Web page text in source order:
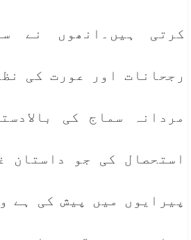
کرتی ہیں۔انھوں نے
رجحانات اور عورت کی
مردانہ سماج کی
استحصال کی جو داستان
پیرایوں میں پیش کی ہے